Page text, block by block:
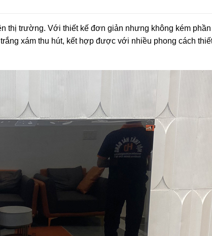
thị trường. Với thiết kế đơn giản nhưng không kém phần
xám thu hút, kết hợp được với nhiều phong cách